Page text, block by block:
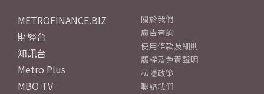
METROFINANCE.BIZ
財經台
知訊台
Metro Plus
MBO TV
關於我們
廣告查詢
使用條款及細則
版權及免責聲明
私隱政策
聯絡我們